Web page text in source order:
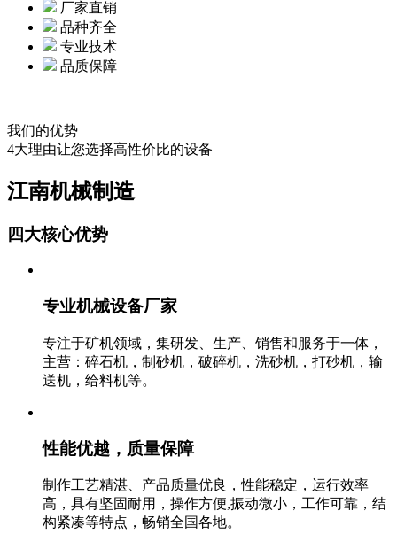
厂家直销
品种齐全
专业技术
品质保障
我们的优势
4大理由让您选择高性价比的设备
江南机械制造
四大核心优势
专业机械设备厂家
专注于矿机领域，集研发、生产、销售和服务于一体，
主营：碎石机，制砂机，破碎机，洗砂机，打砂机，输
送机，给料机等。‬
性能优越，质量保障
制作工艺精湛、产品质量优良，性能稳定，运行效率
高，具有坚固耐用，操作方便,振动微小，工作可靠，结
构紧凑等特点，畅销全国各地。